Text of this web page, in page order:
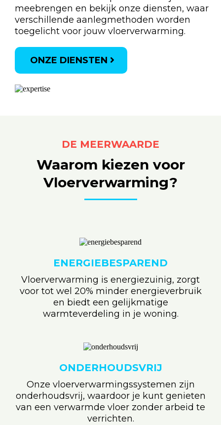
meebrengen en bekijk onze diensten, waar
verschillende aanlegmethoden worden
toegelicht voor jouw vloerverwarming.
ONZE DIENSTEN
DE MEERWAARDE
Waarom kiezen voor
Vloerverwarming?
ENERGIEBESPAREND
Vloerverwarming is energiezuinig, zorgt
voor tot wel 20% minder energieverbruik
en biedt een gelijkmatige
warmteverdeling in je woning.
ONDERHOUDSVRIJ
Onze vloerverwarmingssystemen zijn
onderhoudsvrij, waardoor je kunt genieten
van een verwarmde vloer zonder arbeid te
verrichten.